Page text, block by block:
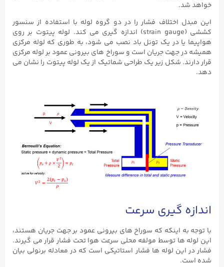
خواهد شد.
این مبدل اختلاف فشار را در دو گروه لوله با استفاده از سنسور
کششی (strain gauge) اندازه گیری می کند. لوله پیتوت بر روی
هواپیما یا در یک تونل باد نصب می شود، به طوری که لوله مرکزی
همیشه در جهت جریان است و سوراخ های بیرونی عمود بر لوله مرکزی
قرار دارند. شکل زیر یک طراحی شماتیک از یک لوله پیتوت را نشان می
دهد.
اندازه گیری سرعت
با توجه به اینکه که سوراخ های بیرونی عمود بر جهت جریان هستند،
این لوله ها توسط مولفه محلی سرعت هوا تحت فشار قرار می گیرند.
فشار در این لوله ها فشار استاتیکی است که در معادله برنولی بیان
شده است.